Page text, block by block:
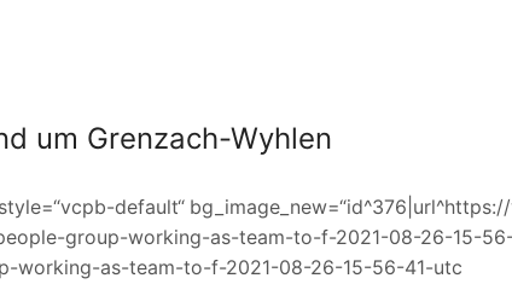
um Grenzach-Wyhlen
default“
group-working-as-team-to-f-2021-08-26-15-
working-as-team-to-f-2021-08-26-15-56-41-utc